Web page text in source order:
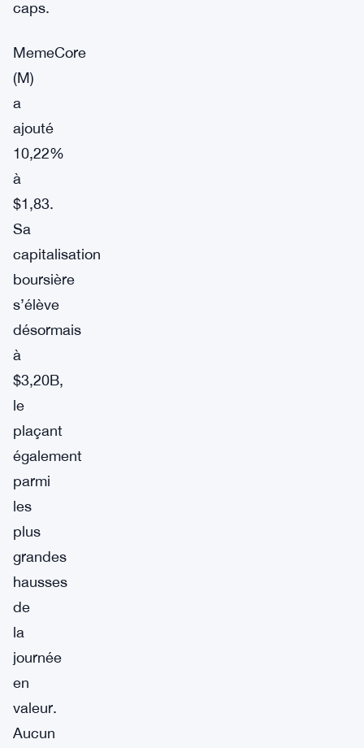
caps.
MemeCore
(M)
a
ajouté
10,22%
à
$1,83.
Sa
capitalisation
boursière
s’élève
désormais
à
$3,20B,
le
plaçant
également
parmi
les
plus
grandes
hausses
de
la
journée
en
valeur.
Aucun